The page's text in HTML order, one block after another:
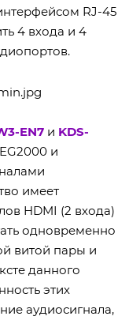
RJ-45
4 входа и 4
EN7 и KDS-
и
имеет
HDMI (2 входа)
одновременно
витой пары и
данного
этих
аудиосигнала,